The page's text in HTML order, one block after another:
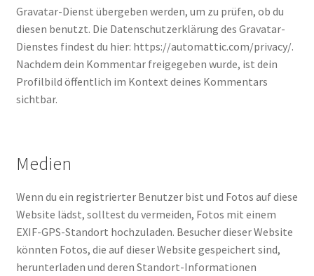
Gravatar-Dienst übergeben werden, um zu prüfen, ob du
diesen benutzt. Die Datenschutzerklärung des Gravatar-
Dienstes findest du hier: https://automattic.com/privacy/.
Nachdem dein Kommentar freigegeben wurde, ist dein
Profilbild öffentlich im Kontext deines Kommentars
sichtbar.
Medien
Wenn du ein registrierter Benutzer bist und Fotos auf diese
Website lädst, solltest du vermeiden, Fotos mit einem
EXIF-GPS-Standort hochzuladen. Besucher dieser Website
könnten Fotos, die auf dieser Website gespeichert sind,
herunterladen und deren Standort-Informationen